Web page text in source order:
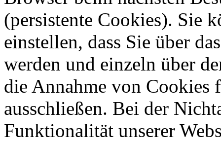
(persistente Cookies). Sie
einstellen, dass Sie über
werden und einzeln über
die Annahme von Cookies
ausschließen. Bei der
Funktionalität unserer